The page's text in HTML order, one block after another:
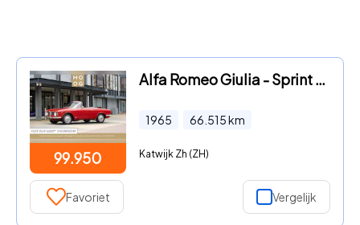
99.950
Alfa Romeo Giulia - Sprint GTC
1965 66.515km
Katwijk Zh (ZH)
Favoriet Vergelijk